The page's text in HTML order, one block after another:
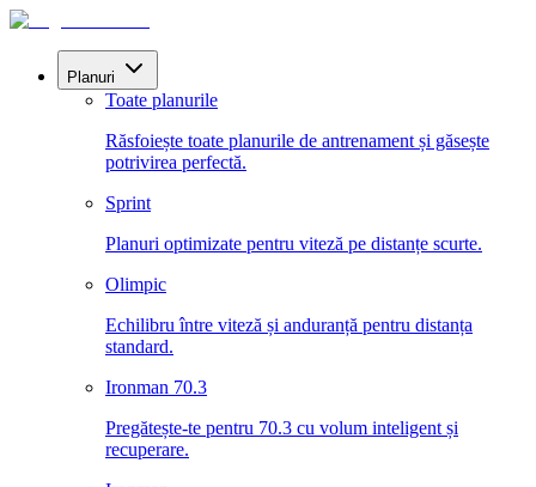
Planuri
Toate planurile
Răsfoiește toate planurile de antrenament și găsește
potrivirea perfectă.
Sprint
Planuri optimizate pentru viteză pe distanțe scurte.
Olimpic
Echilibru între viteză și anduranță pentru distanța
standard.
Ironman 70.3
Pregătește-te pentru 70.3 cu volum inteligent și
recuperare.